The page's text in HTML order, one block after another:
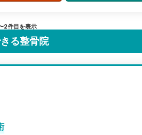
2件目を表示
る整骨院